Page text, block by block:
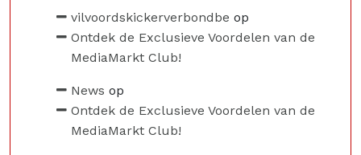
vilvoordskickerverbondbe op
Ontdek de Exclusieve Voordelen van de
MediaMarkt Club!
News op
Ontdek de Exclusieve Voordelen van de
MediaMarkt Club!